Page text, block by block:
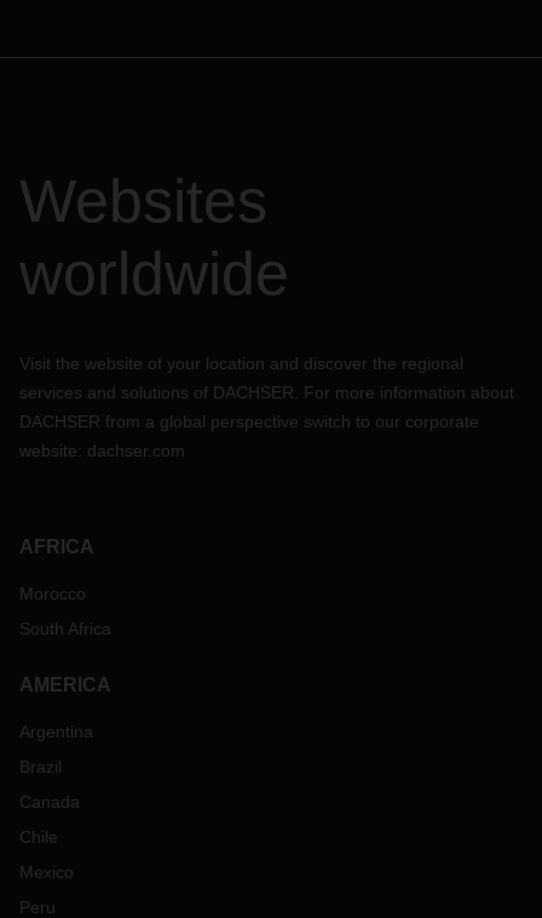
Websites
worldwide
Visit the website of your location and discover the regional
services and solutions of DACHSER. For more information about
DACHSER from a global perspective switch to our corporate
website: dachser.com
AFRICA
Morocco
South Africa
AMERICA
Argentina
Brazil
Canada
Chile
Mexico
Peru